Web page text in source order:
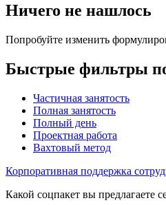
Ничего не нашлось
Попробуйте изменить
Быстрые фильтры
Частичная занятость
Полная занятость
Полный день
Проектная работа
Вахтовый метод
Корпоративная поддержка
Какой соцпакет вы предлагаете